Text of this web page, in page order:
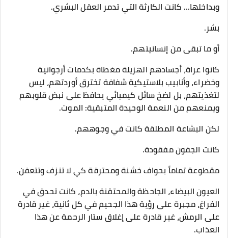
وبداخلها... كانت الكارثة التي تدمر العقل البشري.
​بشر.
أو ما تبقى من إنسانيتهم.
كانوا عراة، أجسادهم الهزيلة مغطاة بكدمات أرجوانية
وخضراء، وأنابيب بلاستيكية شفافة تخترق أوردتهم، ليس
لتغذيتهم، بل لضخ سائل كيميائي يحافظ على نبض قلوبهم
ويمنعهم من النعمة الوحيدة المتبقية: الموت.
​لكن البشاعة المطلقة كانت في وجوههم.
​كانت الجفون مفقودة.
مقطوعة تماماً بحواف خشنة ومحترقة كي لا تنزف وتتعفن.
العيون البيضاء، الجاحظة والمحتقنة بالدم، كانت تحدق في
الفراغ، مجبرة على رؤية هذا الجحيم في كل ثانية، غير قادرة
على الرمش، غير قادرة على إغلاق ستار الرحمة عن هذا
العذاب.